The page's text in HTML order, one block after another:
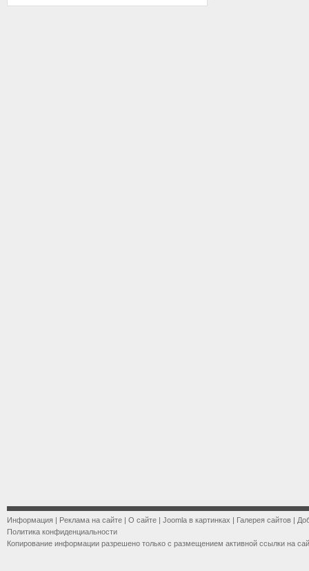
Информация | Реклама на сайте | О сайте | Joomla в картинках | Галерея сайтов |
Политика конфиденциальности
Копирование информации разрешено только с размещением активной ссылки на